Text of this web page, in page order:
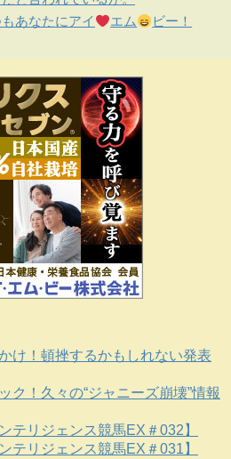
あなたにアイ エム ビー！
け！頓挫するかもしれない発表
ク！久々の“ジャニーズ崩壊”情報
テリジェンス競馬EX＃032】
テリジェンス競馬EX＃031】